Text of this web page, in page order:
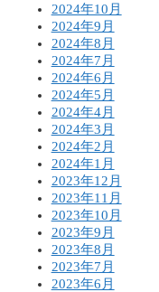
2024年10月
2024年9月
2024年8月
2024年7月
2024年6月
2024年5月
2024年4月
2024年3月
2024年2月
2024年1月
2023年12月
2023年11月
2023年10月
2023年9月
2023年8月
2023年7月
2023年6月